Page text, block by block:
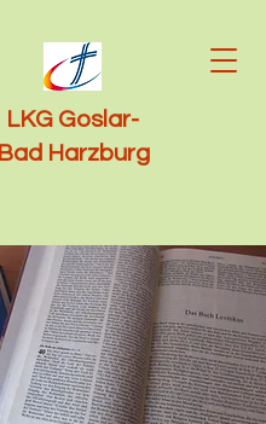
LKG Goslar-
Bad Harzburg